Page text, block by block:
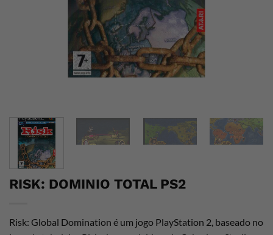
RISK: DOMINIO TOTAL PS2
Risk: Global Domination é um jogo PlayStation 2, baseado no